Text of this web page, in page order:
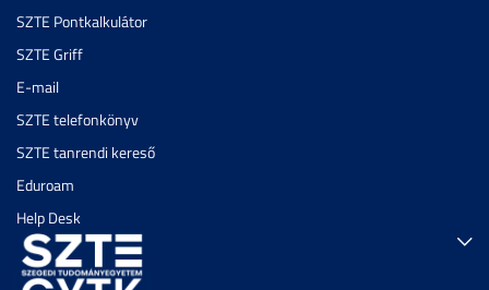
SZTE Pontkalkulátor
SZTE Griff
E-mail
SZTE telefonkönyv
SZTE tanrendi kereső
Eduroam
Help Desk